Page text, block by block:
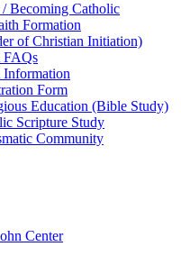
Becoming Catholic
Formation
of Christian Initiation)
Form
Education (Bible Study)
Scripture Study
Community
Center